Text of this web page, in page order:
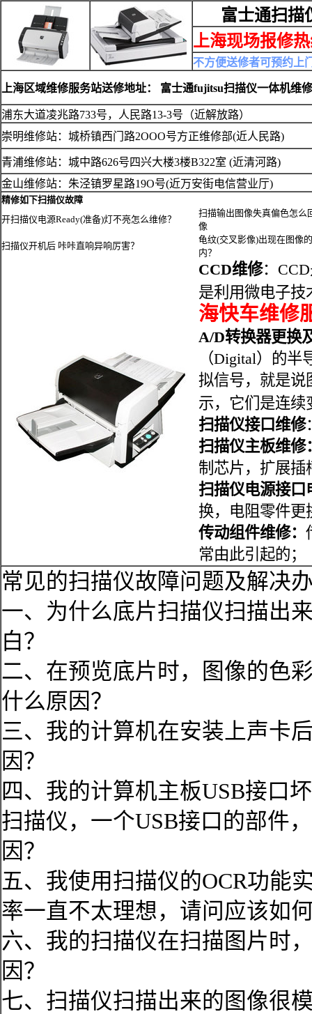
富士通扫描
上海现场报修
不方便送修者可预约上
上海区域维修服务站送修地址： 富士通fujitsu扫描仪一体机维
浦东大道凌兆路733号，人民路13-3号（近解放路）
崇明维修站：城桥镇西门路2OOO号方正维修部(近人民路)
青浦维修站：城中路626号四兴大楼3楼B322室 (近清河路)
金山维修站：朱泾镇罗星路19O号(近万安街电信营业厅)
精修如下扫描仪故障
开扫描仪电源Ready(准备)灯不亮怎么维修？
扫描输出图像失真偏色怎么
像
扫描仪开机后 咔咔直响异响厉害？
龟纹(交叉影像)出现在图像
内？
CCD维修：
是利用微电子
海快车维修
A/D转换器更换
（Digital）的
拟信号，就是说
示，它们是连
扫描仪接口维修
扫描仪主板维修
制芯片，扩展插
扫描仪电源接口
换，电阻零件更
传动组件维修：
常由此引起的；
常见的扫描仪故障问题及解决
一、为什么底片扫描仪扫描出
白？
二、在预览底片时，图像的色
什么原因？
三、我的计算机在安装上声卡
因？
四、我的计算机主板USB接口
扫描仪，一个USB接口的部件
因？
五、我使用扫描仪的OCR功能
率一直不太理想，请问应该如
六、我的扫描仪在扫描图片时
因？
七、扫描仪扫描出来的图像很